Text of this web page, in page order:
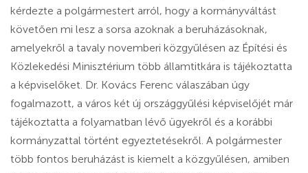
kérdezte a polgármestert arról, hogy a kormányváltást
követően mi lesz a sorsa azoknak a beruházásoknak,
amelyekről a tavaly novemberi közgyűlésen az Építési és
Közlekedési Minisztérium több államtitkára is tájékoztatta
a képviselőket. Dr. Kovács Ferenc válaszában úgy
fogalmazott, a város két új országgyűlési képviselőjét már
tájékoztatta a folyamatban lévő ügyekről és a korábbi
kormányzattal történt egyeztetésekről. A polgármester
több fontos beruházást is kiemelt a közgyűlésen, amiben